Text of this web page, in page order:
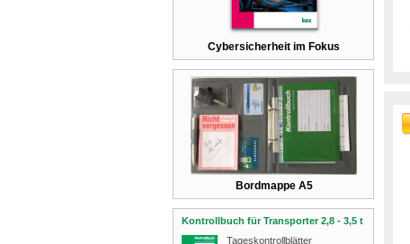
Cybersicherheit im Fokus
Bordmappe A5
Kontrollbuch für Transporter 2,8 - 3,5 t
Tageskontrollblätter